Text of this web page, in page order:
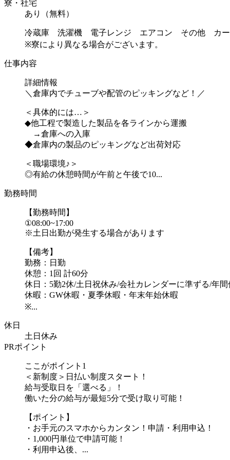
寮・社宅
あり（無料）
冷蔵庫 洗濯機 電子レンジ エアコン その他 カー
※寮により異なる場合がございます。
仕事内容
詳細情報
＼倉庫内でチューブや配管のピッキングなど！／
＜具体的には…＞
◆他工程で製造した製品を各ラインから運搬
→倉庫への入庫
◆倉庫内の製品のピッキングなど出荷対応
＜職場環境♪＞
◎有給の休憩時間が午前と午後で10...
勤務時間
【勤務時間】
①08:00~17:00
※土日出勤が発生する場合があります
【備考】
勤務：日勤
休憩：1回 計60分
休日：5勤2休/土日祝休み/会社カレンダーに準ずる/年間
休暇：GW休暇・夏季休暇・年末年始休暇
※...
休日
土日休み
PRポイント
ここがポイント1
＜新制度＞日払い制度スタート！
給与受取日を「選べる」！
働いた分の給与が最短5分で受け取り可能！
【ポイント】
・お手元のスマホからカンタン！申請・利用申込！
・1,000円単位で申請可能！
・利用申込後、...